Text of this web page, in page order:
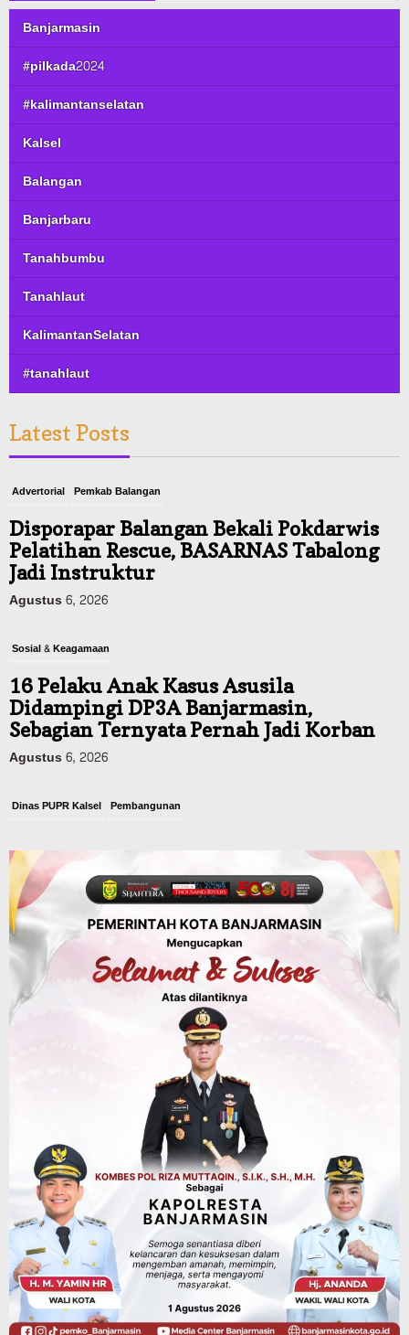
Banjarmasin
#pilkada2024
#kalimantanselatan
Kalsel
Balangan
Banjarbaru
Tanahbumbu
Tanahlaut
KalimantanSelatan
#tanahlaut
Latest Posts
Advertorial Pemkab Balangan
Disporapar Balangan Bekali Pokdarwis
Pelatihan Rescue, BASARNAS Tabalong
Jadi Instruktur
Agustus 6, 2026
Sosial & Keagamaan
16 Pelaku Anak Kasus Asusila
Didampingi DP3A Banjarmasin,
Sebagian Ternyata Pernah Jadi Korban
Agustus 6, 2026
Dinas PUPR Kalsel Pembangunan
Pemerintah Janji Tingkatkan Fasilitas
Keselamatan Jalan Alternatif
Banjarbaru–Batulicin
Agustus 6, 2026
Dinas Kehutanan Kalsel
Tahura Sultan Adam Sempat Alami
Kebakaran Lahan, Api Berhasil
Dipadamkan, Kadishut Kalsel
Memimpin Langsung Aksi di Lapangan
Advertorial Pemkab Balangan
Silaturahmi ke DPRD Balangan, Kapolres
AKBP Arif Mansyur Perkuat Koordinasi
Keamanan Daerah
Agustus 6, 2026